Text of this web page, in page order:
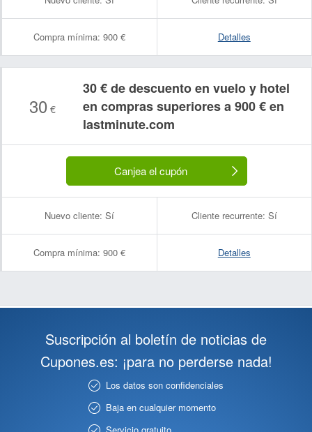
Compra mínima: 900 € Detalles
30 €
30 € de descuento en vuelo y hotel
en compras superiores a 900 € en
lastminute.com
Canjea el cupón
Nuevo cliente: Sí Cliente recurrente: Sí
Compra mínima: 900 € Detalles
Suscripción al boletín de noticias de
Cupones.es: ¡para no perderse nada!
Los datos son confidenciales
Baja en cualquier momento